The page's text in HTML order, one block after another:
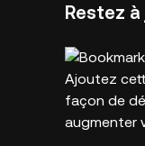
Restez à
Ajoutez
façon de
augmenter